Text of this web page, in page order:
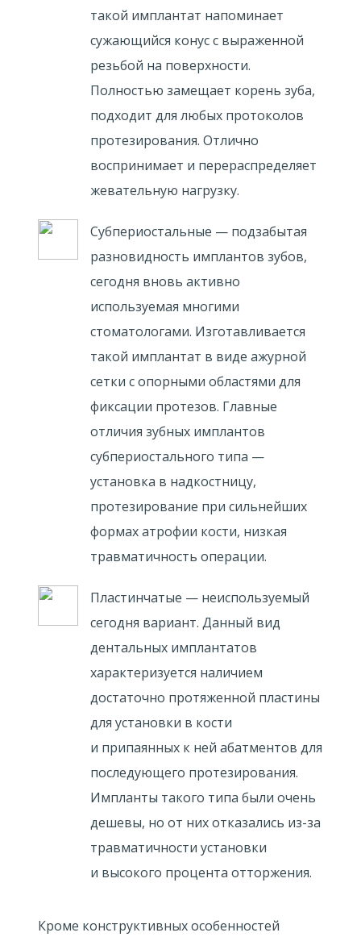
такой имплантат напоминает
сужающийся конус с выраженной
резьбой на поверхности.
Полностью замещает корень зуба,
подходит для любых протоколов
протезирования. Отлично
воспринимает и перераспределяет
жевательную нагрузку.
Субпериостальные — подзабытая
разновидность имплантов зубов,
сегодня вновь активно
используемая многими
стоматологами. Изготавливается
такой имплантат в виде ажурной
сетки с опорными областями для
фиксации протезов. Главные
отличия зубных имплантов
субпериостального типа —
установка в надкостницу,
протезирование при сильнейших
формах атрофии кости, низкая
травматичность операции.
Пластинчатые — неиспользуемый
сегодня вариант. Данный вид
дентальных имплантатов
характеризуется наличием
достаточно протяженной пластины
для установки в кости
и припаянных к ней абатментов для
последующего протезирования.
Импланты такого типа были очень
дешевы, но от них отказались из-за
травматичности установки
и высокого процента отторжения.
Кроме конструктивных особенностей